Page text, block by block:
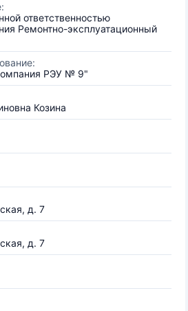
ответственностью
Ремонтно-эксплуатационный
РЭУ № 9"
Козина
д. 7
д. 7